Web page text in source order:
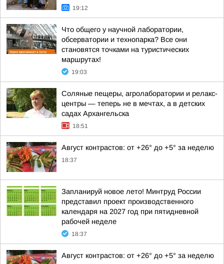
19:12
Что общего у научной лаборатории,
обсерватории и технопарка? Все они
становятся точками на туристических
маршрутах!
19:03
Соляные пещеры, агролаборатории и релакс-
центры — теперь не в мечтах, а в детских
садах Архангельска
18:51
Август контрастов: от +26° до +5° за неделю
18:37
Запланируй новое лето! Минтруд России
представил проект производственного
календаря на 2027 год при пятидневной
рабочей неделе
18:37
Август контрастов: от +26° до +5° за неделю